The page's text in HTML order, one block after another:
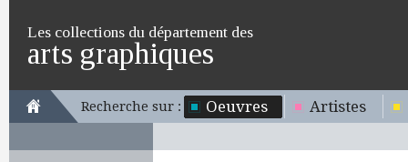
Les collections du département des
arts graphiques
Recherche sur : Oeuvres Artistes